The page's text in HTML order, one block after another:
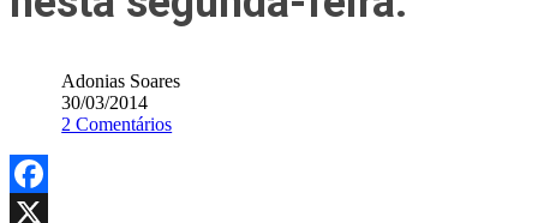
Adonias Soares
30/03/2014
2 Comentários
Facebook